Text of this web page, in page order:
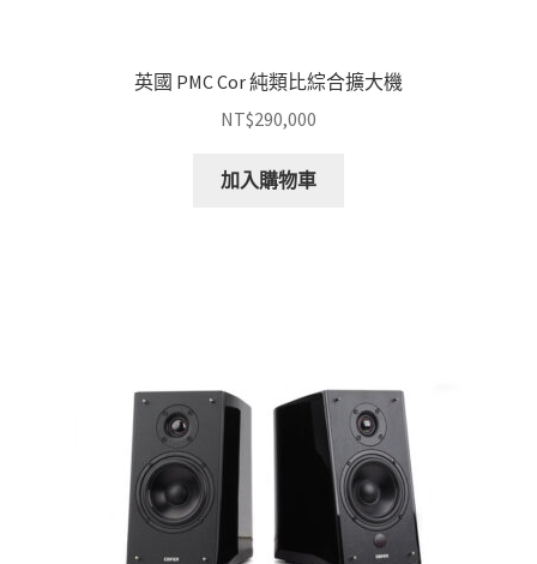
英國 PMC Cor 純類比綜合擴大機
NT$290,000
加入購物車